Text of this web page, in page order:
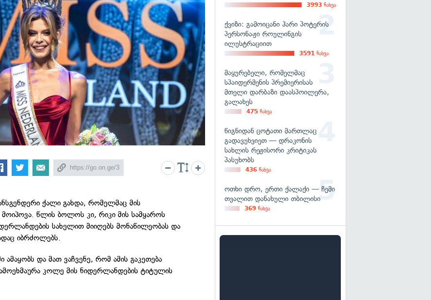
ქალი გახდა, რომელმაც მის
წლის ბოლოს კი, რიკი მის სამყაროს
სახელით მიიღებს მონაწილეობას და
იბრძოლებს.
ამაყობს და მათ ვაჩვენე, რომ ამის გაკეთება
კოლე მის ნიდერლანდების ტიტულის
3993 ნახვა
ქვიზი: გამოიცანი ჰარი პოტერის
პერსონაჟი როულინგის
ილუსტრაციით
3591 ნახვა
მაყურებელი, რომელმაც
სპაიდერმენის პრემიერისას
მთელი დარბაზი დაასპოილერა,
გალახეს
475 ნახვა
წიგნიდან ცოტათი მართლაც
გადავუხვიეთ — დრაკონის
სახლის რეჟისორი კრიტიკას
პასუხობს
436 ნახვა
ოთხი დრო, ერთი ქალაქი — ჩემი
თვალით დანახული თბილისი
369 ნახვა